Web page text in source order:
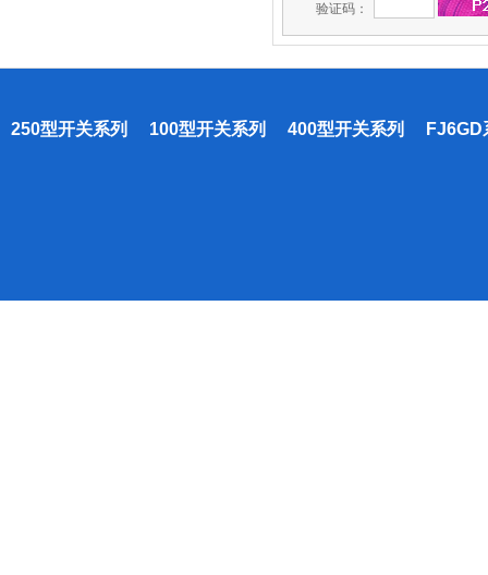
验证码：
250型开关系列 100型开关系列 400型开关系列 FJ6GD